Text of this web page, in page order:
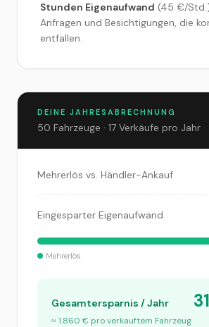
Stunden Eigenaufwand (45 €/
Anfragen und Besichtigungen, die
entfallen.
DEINE JAHRESABRECHNUNG
50 Fahrzeuge · 17 Verkäufe pro Jahr
Mehrerlös vs. Händler-Ankauf
Eingesparter Eigenaufwand
Mehrerlös
Gesamtersparnis / Jahr
≈ 1.860 € pro verkauftem Fahrzeug